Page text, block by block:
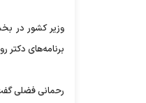
برنامه‌های دکتر
رحمانی فضلی